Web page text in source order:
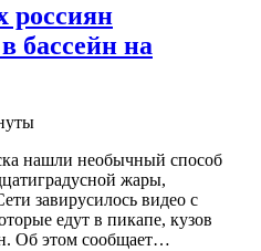
россиян
бассейн на
нашли необычный способ
жары,
завирусилось видео с
едут в пикапе, кузов
Об этом сообщает…